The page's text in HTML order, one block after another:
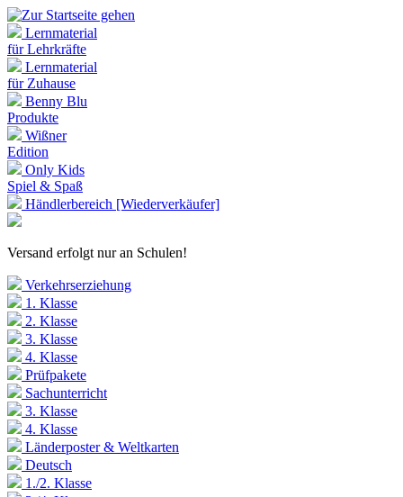
Lernmaterial
für Lehrkräfte
Lernmaterial
für Zuhause
Benny Blu
Produkte
Wißner
Edition
Only Kids
Spiel & Spaß
Händlerbereich [Wiederverkäufer]
Versand erfolgt nur an Schulen!
Verkehrserziehung
1. Klasse
2. Klasse
3. Klasse
4. Klasse
Prüfpakete
Sachunterricht
3. Klasse
4. Klasse
Länderposter & Weltkarten
Deutsch
1./2. Klasse